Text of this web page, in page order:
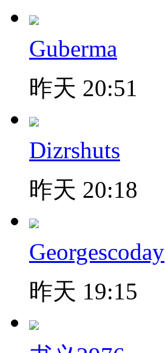
Guberma
昨天 20:51
Dizrshuts
昨天 20:18
Georgescoday
昨天 19:15